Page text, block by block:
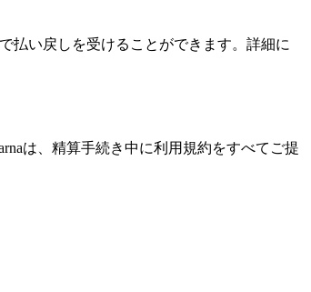
払い戻しを受けることができます。詳細に
は、精算手続き中に利用規約をすべてご提